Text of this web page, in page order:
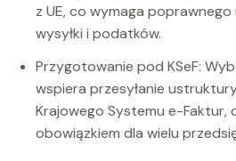
z UE, co wymaga
wysyłki i podatków.
Przygotowanie pod KSeF:
wspiera przesyłanie
Krajowego Systemu e-Faktur,
obowiązkiem dla wielu